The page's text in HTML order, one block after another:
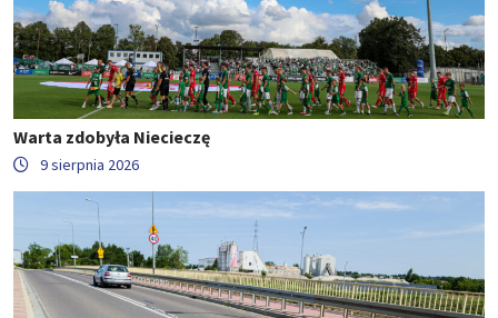
Warta zdobyła Niecieczę
9 sierpnia 2026